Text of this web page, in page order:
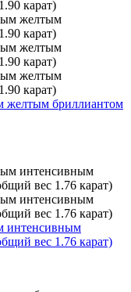
желтым бриллиантом
интенсивным
вес 1.76 карат)